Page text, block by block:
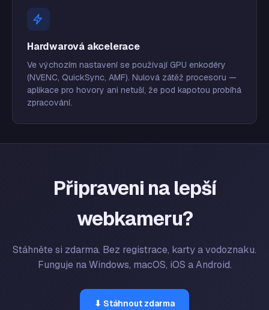
Hardwarová akcelerace
Ve výchozím nastavení se používají GPU enkodéry
(NVENC, QuickSync, AMF). Nulová zátěž procesoru —
aplikace pro hovory ani netuší, že pod kapotou probíhá
zpracování.
Připraveni na lepší
webkameru?
Stáhněte si zdarma. Bez registrace, karty a vodoznaku.
Funguje na Windows, macOS, iOS a Android.
⬇ Stáhnout zdarma